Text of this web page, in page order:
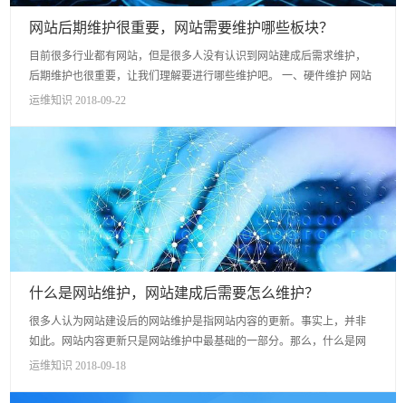
网站后期维护很重要，网站需要维护哪些板块？
目前很多行业都有网站，但是很多人没有认识到网站建成后需求维护，
后期维护也很重要，让我们理解要进行哪些维护吧。 一、硬件维护 网站
建立成功后，定期维护服务器硬件，有针对性地设置服务器...
运维知识 2018-09-22
什么是网站维护，网站建成后需要怎么维护？
很多人认为网站建设后的网站维护是指网站内容的更新。事实上，并非
如此。网站内容更新只是网站维护中最基础的一部分。那么，什么是网
站维护。网站维护的任务有哪些？ 1. 基本的网站维护。 ...
运维知识 2018-09-18